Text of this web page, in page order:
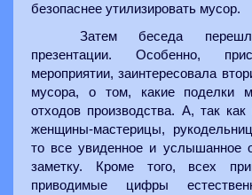
безопаснее утилизировать мусор.
Затем беседа
презентации. Особенно,
мероприятии, заинтересовала
мусора, о том, какие поделки
отходов производства. А, так
женщины-мастерицы,
то все увиденное и услышанное
заметку. Кроме того, всех
приводимые цифры